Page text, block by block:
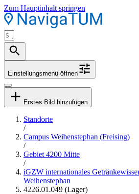
Zum Hauptinhalt springen
Einstellungsmenü öffnen
Erstes Bild hinzufügen
Standorte
/
Campus Weihenstephan (Freising)
/
Gebiet 4200 Mitte
/
iGZW internationales
Weihenstephan
4226.01.049 (Lager)